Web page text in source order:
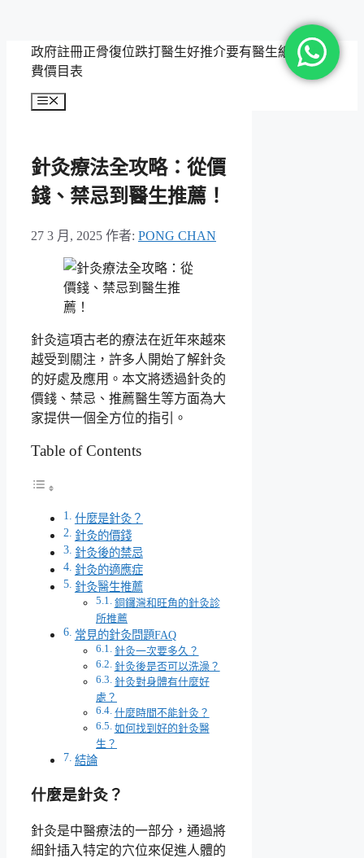
政府註冊正骨復位跌打醫生好推介要有醫生紙，附收
費價目表
選
針灸療法全攻略：從價
錢、禁忌到醫生推薦！
27 3 月, 2025 作者: PONG CHAN
針灸這項古老的療法在近年來越來
越受到關注，許多人開始了解針灸
的好處及應用。本文將透過針灸的
價錢、禁忌、推薦醫生等方面為大
家提供一個全方位的指引。
Table of Contents
什麼是針灸？
針灸的價錢
針灸後的禁忌
針灸的適應症
針灸醫生推薦
銅鑼灣和旺角的針灸診
所推薦
常見的針灸問題FAQ
針灸一次要多久？
針灸後是否可以洗澡？
針灸對身體有什麼好
處？
什麼時間不能針灸？
如何找到好的針灸醫
生？
結論
什麼是針灸？
針灸是中醫療法的一部分，通過將
細針插入特定的穴位來促進人體的